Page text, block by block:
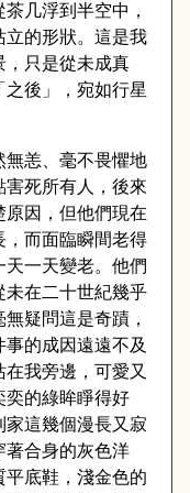
几浮到半空中，
立的形狀。這是我
，只是從未成真
後」，宛如行星
無恙、毫不畏懼地
害死所有人，後來
因，但他們現在
，而面臨瞬間老得
一天變老。他們
未在二十世紀幾乎
疑問這是奇蹟，
的成因遠遠不及
我旁邊，可愛又
奕的綠眸睜得好
家這幾個漫長又寂
著合身的灰色洋
平底鞋，淺金色的